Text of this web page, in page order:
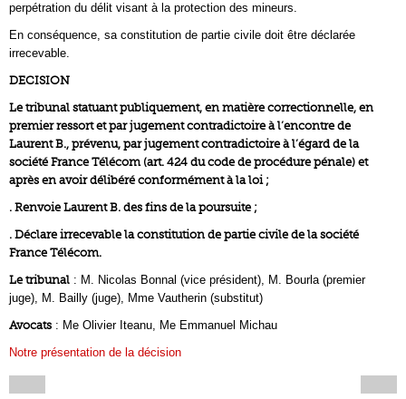
perpétration du délit visant à la protection des mineurs.
En conséquence, sa constitution de partie civile doit être déclarée
irrecevable.
DECISION
Le tribunal statuant publiquement, en matière correctionnelle, en
premier ressort et par jugement contradictoire à l’encontre de
Laurent B., prévenu, par jugement contradictoire à l’égard de la
société France Télécom (art. 424 du code de procédure pénale) et
après en avoir délibéré conformément à la loi ;
. Renvoie Laurent B. des fins de la poursuite ;
. Déclare irrecevable la constitution de partie civile de la société
France Télécom.
Le tribunal : M. Nicolas Bonnal (vice président), M. Bourla (premier
juge), M. Bailly (juge), Mme Vautherin (substitut)
Avocats : Me Olivier Iteanu, Me Emmanuel Michau
Notre présentation de la décision